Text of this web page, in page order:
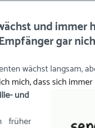
und immer
gar
wächst langsam,
mich, dass sich
und
früher